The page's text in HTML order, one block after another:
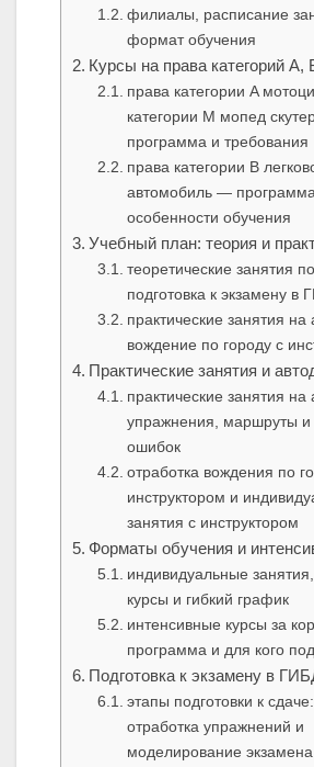
филиалы, расписание
формат обучения
Курсы на права категорий A,
права категории A
категории M мопед
программа и требования
права категории B
автомобиль —
особенности обучения
Учебный план: теория и
теоретические занятия
подготовка к экзамену в
практические занятия
вождение по городу с
Практические занятия и
практические занятия на
упражнения, маршруты и
ошибок
отработка вождения по
инструктором и
занятия с инструктором
Форматы обучения и
индивидуальные
курсы и гибкий график
интенсивные курсы за
программа и для кого
Подготовка к экзамену в
этапы подготовки к
отработка упражнений и
моделирование экзамена